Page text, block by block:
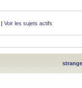
| Voir les sujets actifs